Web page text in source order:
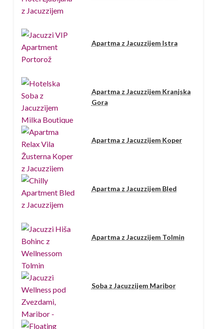
Apartma z Jacuzzijem Istra
Apartma z Jacuzzijem Kranjska
Gora
Apartma z Jacuzzijem Koper
Apartma z Jacuzzijem Bled
Apartma z Jacuzzijem Tolmin
Soba z Jacuzzijem Maribor